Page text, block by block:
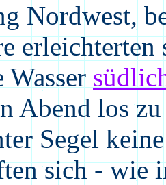
Nordwest,
erleichterten
Abend los
Segel
sich - wie